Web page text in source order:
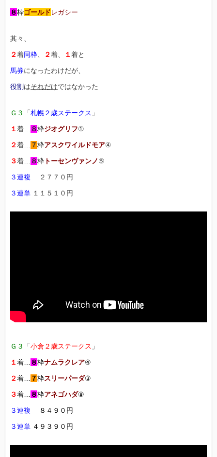
８枠ゴールドレガシー
其々、
２着同枠 ２着、 １着と
馬券になったわけだが、
役割 はそれだけではなかった
Ｇ３ 「札幌２歳ステークス 」
１着… ８枠ジオグリフ①
２着… ７枠アスクワイルドモア④
３着… ８枠 トーセンヴァンノ⑤
３連複 ２７７０円
３連単 １１５１０円
Ｇ３ 「小倉２歳ステークス 」
１着… ８枠ナムラクレア④
２着… ７枠スリーパーダ③
３着… ８枠アネゴハダ⑧
３連複 ８４９０円
３連単 ４９３９０円